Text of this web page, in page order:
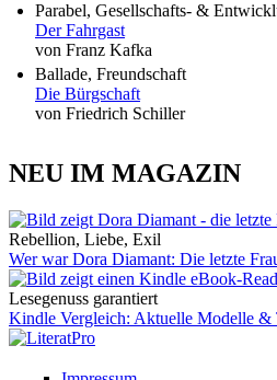
Parabel, Gesellschafts- &
Der Fahrgast
von Franz Kafka
Ballade, Freundschaft
Die Bürgschaft
von Friedrich Schiller
NEU IM MAGAZIN
Rebellion, Liebe, Exil
Wer war Dora Diamant: Die letzte
Lesegenuss garantiert
Kindle Vergleich: Aktuelle Modelle &